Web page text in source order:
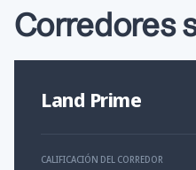
Corredores
Land Prime
CALIFICACIÓN DEL CORREDOR